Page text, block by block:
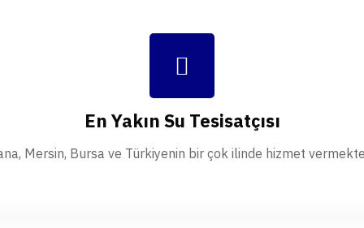
En Yakın Su Tesisatçısı
Mersin, Bursa ve Türkiyenin bir çok ilinde hizmet